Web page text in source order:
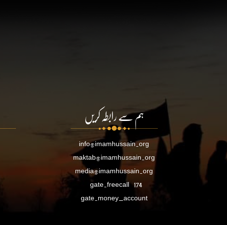
ہم سے رابطہ کریں
info@imamhussain.org
maktab@imamhussain.org
media@imamhussain.org
gate.freecall 174
gate.money_account